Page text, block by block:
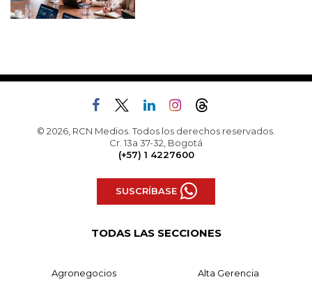
© 2026, RCN Medios. Todos los derechos reservados.
Cr. 13a 37-32, Bogotá
(+57) 1 4227600
SUSCRÍBASE
TODAS LAS SECCIONES
Agronegocios Alta Gerencia